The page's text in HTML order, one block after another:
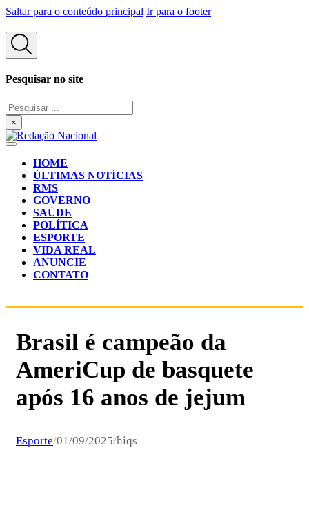
Saltar para o conteúdo principal Ir para o footer
Pesquisar no site
Pesquisar
...×
HOME
ÚLTIMAS NOTÍCIAS
RMS
GOVERNO
SAÚDE
POLÍTICA
ESPORTE
VIDA REAL
ANUNCIE
CONTATO
Brasil é campeão da
AmeriCup de basquete
após 16 anos de jejum
Esporte/01/09/2025/hiqs